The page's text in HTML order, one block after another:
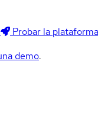
Probar la plataforma
demo.